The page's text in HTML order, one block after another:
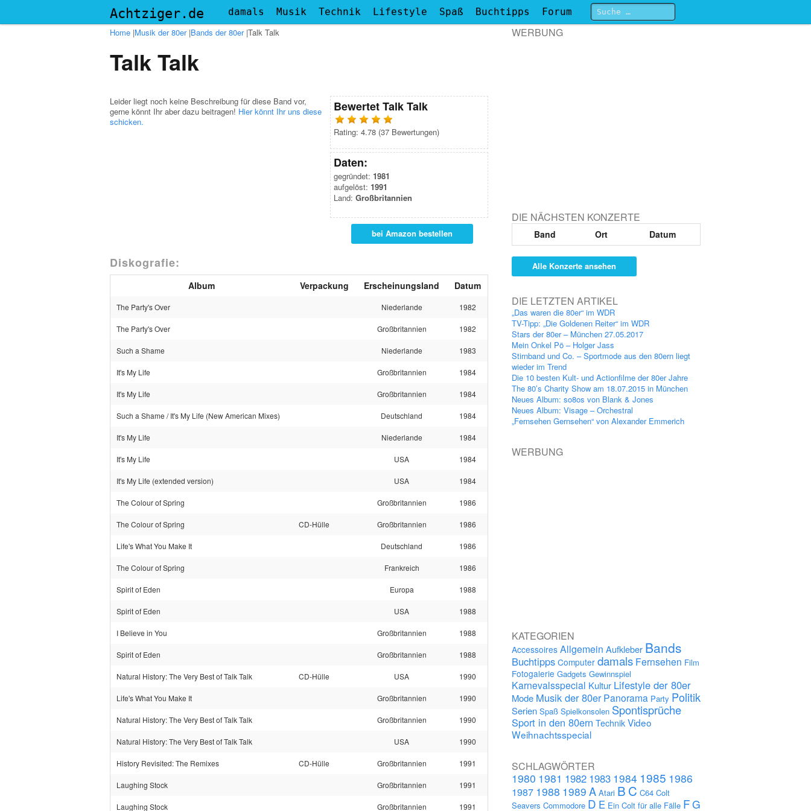
Achtziger.de
Menu
damals Musik Technik Lifestyle Spaß Buchtipps
Forum
Home |Musik der 80er|Bands der 80er|Talk Talk
Talk Talk
BewertetTalk Talk
Rating:4.78 (37 Bewertungen)
Daten:
gegründet: 1981
aufgelöst: 1991
Land:Großbritannien
bei Amazon bestellen
Leider liegt noch keine Beschreibung für diese Band vor,
gerne könnt Ihr aber dazu beitragen! Hier könnt Ihr uns diese
schicken.
Diskografie:
Album Verpackung Erscheinungsland Datum
The Party's Over Niederlande 1982
The Party's Over Großbritannien 1982
Such a Shame Niederlande 1983
It's My Life Großbritannien 1984
It's My Life Großbritannien 1984
Such a Shame / It's My Life (New American Mixes) Deutschland 1984
It's My Life Niederlande 1984
It's My Life USA 1984
It's My Life (extended version) USA 1984
The Colour of Spring Großbritannien 1986
The Colour of Spring CD-Hülle Großbritannien 1986
Life's What You Make It Deutschland 1986
The Colour of Spring Frankreich 1986
Spirit of Eden Europa 1988
Spirit of Eden USA 1988
I Believe in You Großbritannien 1988
Spirit of Eden Großbritannien 1988
Natural History: The Very Best of Talk Talk CD-Hülle USA 1990
Life's What You Make It Großbritannien 1990
Natural History: The Very Best of Talk Talk Großbritannien 1990
Natural History: The Very Best of Talk Talk USA 1990
History Revisited: The Remixes CD-Hülle Großbritannien 1991
Laughing Stock Großbritannien 1991
Laughing Stock Großbritannien 1991
WERBUNG
DIE NÄCHSTEN KONZERTE
Band Ort Datum
Alle Konzerte ansehen
DIE LETZTEN ARTIKEL
„Das waren die 80er“ im WDR
TV-Tipp: „Die Goldenen Reiter“ im WDR
Stars der 80er – München 27.05.2017
Mein Onkel Pö – Holger Jass
Stirnband und Co. – Sportmode aus den 80ern liegt
wieder im Trend
Die 10 besten Kult- und Actionfilme der 80er Jahre
The 80’s Charity Show am 18.07.2015 in München
Neues Album: so8os von Blank & Jones
Neues Album: Visage – Orchestral
„Fernsehen Gernsehen“ von Alexander Emmerich
WERBUNG
KATEGORIEN
Accessoires Allgemein Aufkleber Bands
Buchtipps Computer damals Fernsehen Film
Fotogalerie Gadgets Gewinnspiel
Karnevalsspecial Kultur Lifestyle der 80er
Mode Musik der 80er Panorama Party Politik
Serien Spaß Spielkonsolen Spontisprüche
Sport in den 80ern Technik Video
Weihnachtsspecial
SCHLAGWÖRTER
1980 1981 1982 1983 1984 1985 1986
1987 1988 1989 A Atari B C C64 Colt
Seavers Commodore D E Ein Colt für alle Fälle FG